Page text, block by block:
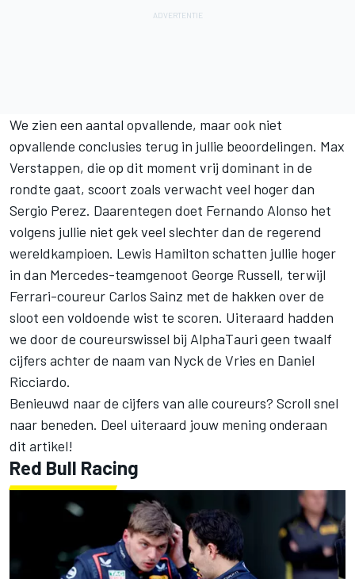
We zien een aantal opvallende, maar ook niet
opvallende conclusies terug in jullie beoordelingen. Max
Verstappen, die op dit moment vrij dominant in de
rondte gaat, scoort zoals verwacht veel hoger dan
Sergio Perez. Daarentegen doet Fernando Alonso het
volgens jullie niet gek veel slechter dan de regerend
wereldkampioen. Lewis Hamilton schatten jullie hoger
in dan Mercedes-teamgenoot George Russell, terwijl
Ferrari-coureur Carlos Sainz met de hakken over de
sloot een voldoende wist te scoren. Uiteraard hadden
we door de coureurswissel bij AlphaTauri geen twaalf
cijfers achter de naam van Nyck de Vries en Daniel
Ricciardo.
Benieuwd naar de cijfers van alle coureurs? Scroll snel
naar beneden. Deel uiteraard jouw mening onderaan
dit artikel!
Red Bull Racing